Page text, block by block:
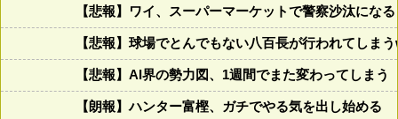
【悲報】ワイ、スーパーマーケットで警察沙汰にな
【悲報】球場でとんでもない八百長が行われてし
【悲報】AI界の勢力図、1週間でまた変わってしまう
【朗報】ハンター富樫、ガチでやる気を出し始める